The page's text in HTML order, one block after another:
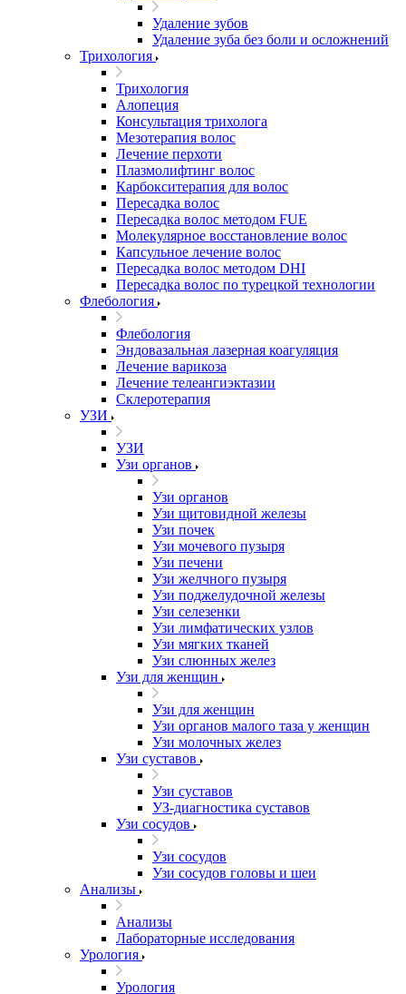
Удаление зубов
Удаление зуба без боли и осложнений
Трихология
Трихология
Алопеция
Консультация трихолога
Мезотерапия волос
Лечение перхоти
Плазмолифтинг волос
Карбокситерапия для волос
Пересадка волос
Пересадка волос методом FUE
Молекулярное восстановление волос
Капсульное лечение волос
Пересадка волос методом DHI
Пересадка волос по турецкой технологии
Флебология
Флебология
Эндовазальная лазерная коагуляция
Лечение варикоза
Лечение телеангиэктазии
Склеротерапия
УЗИ
УЗИ
Узи органов
Узи органов
Узи щитовидной железы
Узи почек
Узи мочевого пузыря
Узи печени
Узи желчного пузыря
Узи поджелудочной железы
Узи селезенки
Узи лимфатических узлов
Узи мягких тканей
Узи слюнных желез
Узи для женщин
Узи для женщин
Узи органов малого таза у женщин
Узи молочных желез
Узи cуставов
Узи cуставов
УЗ-диагностика суставов
Узи сосудов
Узи сосудов
Узи сосудов головы и шеи
Анализы
Анализы
Лабораторные исследования
Урология
Урология